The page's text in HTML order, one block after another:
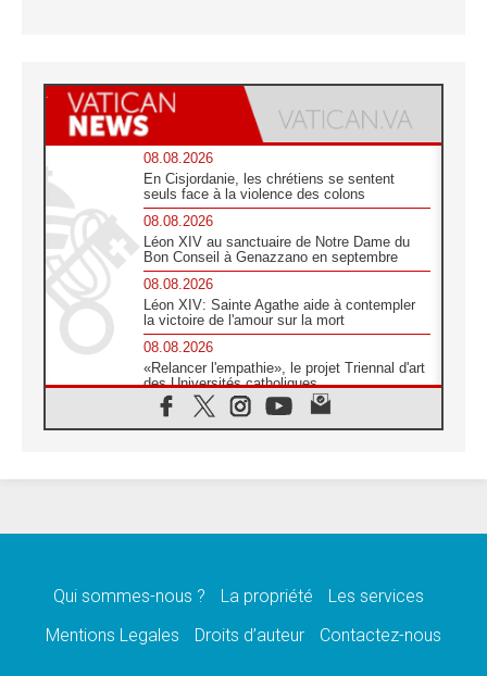
08.08.2026
En Cisjordanie, les chrétiens se sentent
seuls face à la violence des colons
08.08.2026
Léon XIV au sanctuaire de Notre Dame du
Bon Conseil à Genazzano en septembre
08.08.2026
Léon XIV: Sainte Agathe aide à contempler
la victoire de l'amour sur la mort
08.08.2026
«Relancer l'empathie», le projet Triennal d'art
des Universités catholiques
08.08.2026
Signis 2026, donner la parole aux religieuses
07.08.2026
07.08.2026
de l'Assomption et mémoire nationale
Qui sommes-nous ? La propriété
Les services
Mentions Legales
Droits d’auteur Contactez-nous